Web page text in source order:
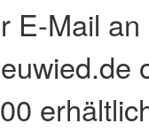
E-Mail an